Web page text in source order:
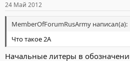
24 Май 2012
MemberOfForumRusArmy написал(а):
Что такое 2А
Начальные литеры в